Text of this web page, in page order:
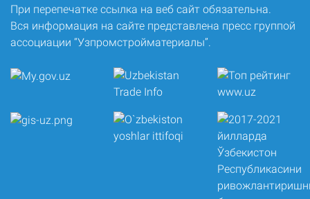
При перепечатке ссылка на веб сайт обязательна.
Вся информация на сайте представлена пресс группой
ассоциации “Узпромстройматериалы”.